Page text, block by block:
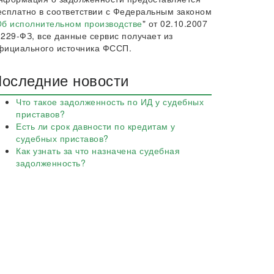
в соответствии с Федеральным законом
исполнительном производстве" от 02.10.2007
ФЗ, все данные сервис получает из
источника ФССП.
новости
Что такое задолженность по ИД у судебных
приставов?
Есть ли срок давности по кредитам у
судебных приставов?
Как узнать за что назначена судебная
задолженность?